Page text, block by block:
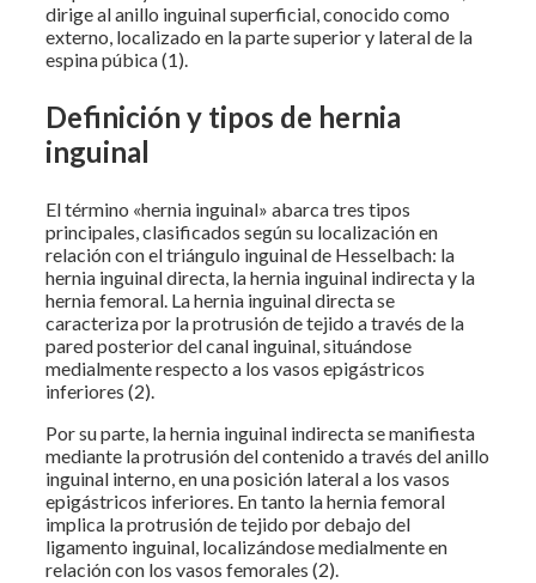
dirige al anillo inguinal superficial, conocido como
externo, localizado en la parte superior y lateral de la
espina púbica (1).
Definición y tipos de hernia
inguinal
El término «hernia inguinal» abarca tres tipos
principales, clasificados según su localización en
relación con el triángulo inguinal de Hesselbach: la
hernia inguinal directa, la hernia inguinal indirecta y la
hernia femoral. La hernia inguinal directa se
caracteriza por la protrusión de tejido a través de la
pared posterior del canal inguinal, situándose
medialmente respecto a los vasos epigástricos
inferiores (2).
Por su parte, la hernia inguinal indirecta se manifiesta
mediante la protrusión del contenido a través del anillo
inguinal interno, en una posición lateral a los vasos
epigástricos inferiores. En tanto la hernia femoral
implica la protrusión de tejido por debajo del
ligamento inguinal, localizándose medialmente en
relación con los vasos femorales (2).